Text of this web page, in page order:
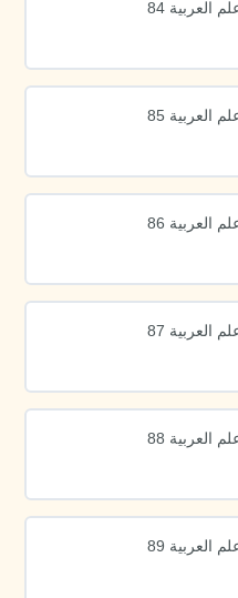
العربية 84
العربية 85
86
87
88
89